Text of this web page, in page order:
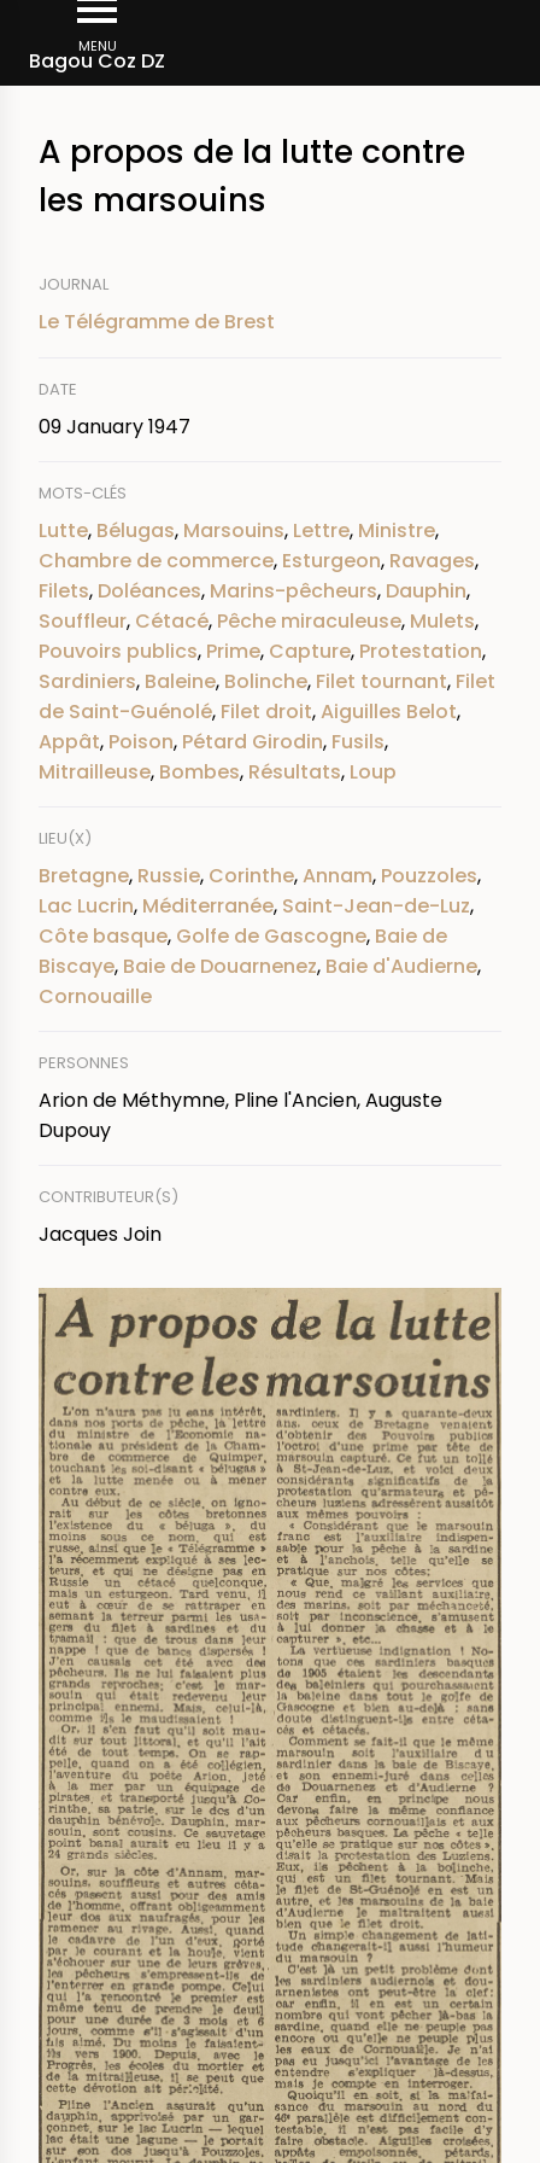
main
MENU
Bagou Coz DZ
Breadcrumb
A propos de la lutte contre
les marsouins
JOURNAL
Le Télégramme de Brest
DATE
09 January 1947
MOTS-CLÉS
Lutte, Bélugas, Marsouins, Lettre, Ministre,
Chambre de commerce, Esturgeon, Ravages,
Filets, Doléances, Marins-pêcheurs, Dauphin,
Souffleur, Cétacé, Pêche miraculeuse, Mulets,
Pouvoirs publics, Prime, Capture, Protestation,
Sardiniers, Baleine, Bolinche, Filet tournant, Filet
de Saint-Guénolé, Filet droit,Aiguilles Belot,
Appât, Poison, Pétard Girodin, Fusils,
Mitrailleuse, Bombes, Résultats, Loup
LIEU(X)
Bretagne, Russie, Corinthe,Annam, Pouzzoles,
Lac Lucrin, Méditerranée, Saint-Jean-de-Luz,
Côte basque, Golfe de Gascogne, Baie de
Biscaye, Baie de Douarnenez, Baie d'Audierne,
Cornouaille
PERSONNES
Arion de Méthymne, Pline l'Ancien, Auguste
Dupouy
CONTRIBUTEUR(S)
Jacques Join
IMAGE